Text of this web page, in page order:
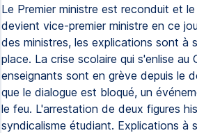
Le Premier ministre est reconduit et
devient vice-premier ministre en ce
des ministres, les explications sont à
place. La crise scolaire qui s'enlise au
enseignants sont en grève depuis le
que le dialogue est bloqué, un
le feu. L'arrestation de deux figures
syndicalisme étudiant. Explications à